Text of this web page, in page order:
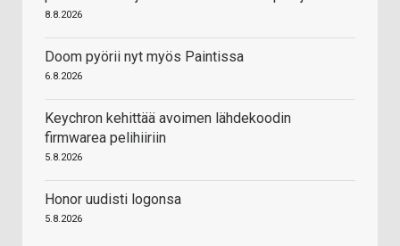
8.8.2026
Doom pyörii nyt myös Paintissa
6.8.2026
Keychron kehittää avoimen lähdekoodin
firmwarea pelihiiriin
5.8.2026
Honor uudisti logonsa
5.8.2026